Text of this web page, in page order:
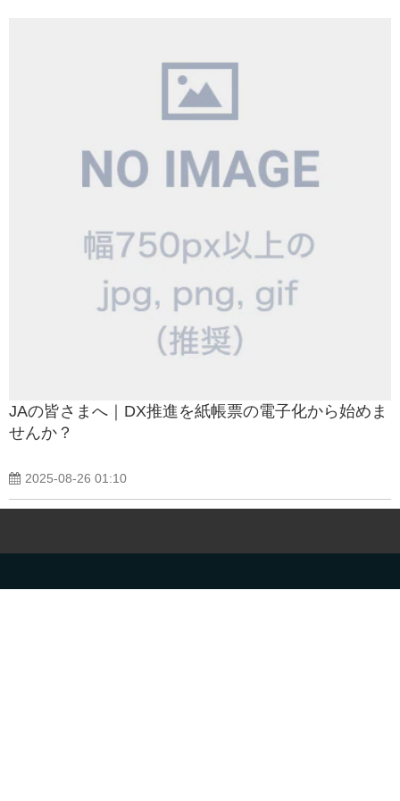
JAの皆さまへ｜DX推進を紙帳票の電子化から始めま
せんか？
2025-08-26 01:10